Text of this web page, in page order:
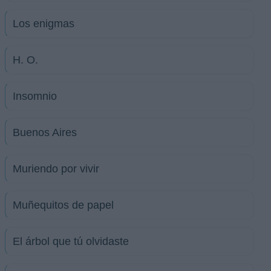
Los enigmas
H. O.
Insomnio
Buenos Aires
Muriendo por vivir
Muñequitos de papel
El árbol que tú olvidaste